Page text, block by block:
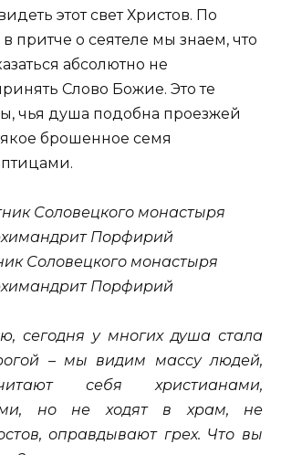
этот свет Христов. По
притче о сеятеле мы знаем, что
абсолютно не
Слово Божие. Это те
чья душа подобна проезжей
брошенное семя
Соловецкого монастыря
Порфирий
сегодня у многих душа стала
– мы видим массу людей,
себя христианами,
но не ходят в храм, не
оправдывают грех. Что вы